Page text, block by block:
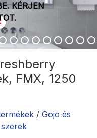
KÉRJEN
FMX, 1250
/ Gojo és